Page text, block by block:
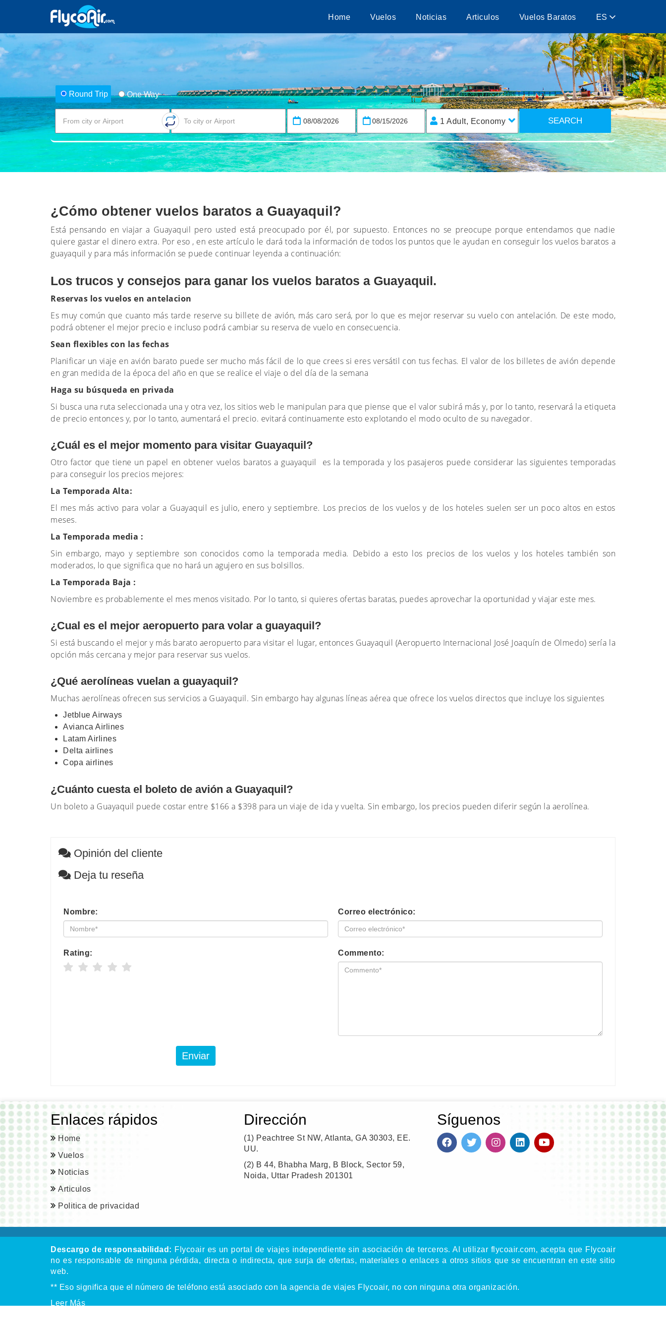
Home Vuelos Noticias Articulos Vuelos Baratos ES
Round Trip One Way
1 Adult, Economy SEARCH
¿Cómo obtener vuelos baratos a Guayaquil?
Está pensando en viajar a Guayaquil pero usted está preocupado por él, por supuesto. Entonces no se preocupe porque entendamos que nadie
quiere gastar el dinero extra. Por eso , en este artículo le dará toda la información de todos los puntos que le ayudan en conseguir los vuelos baratos a
guayaquil y para más información se puede continuar leyenda a continuación:
Los trucos y consejos para ganar los vuelos baratos a Guayaquil.
Reservas los vuelos en antelacion
Es muy común que cuanto más tarde reserve su billete de avión, más caro será, por lo que es mejor reservar su vuelo con antelación. De este modo,
podrá obtener el mejor precio e incluso podrá cambiar su reserva de vuelo en consecuencia.
Sean flexibles con las fechas
Planificar un viaje en avión barato puede ser mucho más fácil de lo que crees si eres versátil con tus fechas. El valor de los billetes de avión depende
en gran medida de la época del año en que se realice el viaje o del día de la semana
Haga su búsqueda en privada
Si busca una ruta seleccionada una y otra vez, los sitios web le manipulan para que piense que el valor subirá más y, por lo tanto, reservará la etiqueta
de precio entonces y, por lo tanto, aumentará el precio. evitará continuamente esto explotando el modo oculto de su navegador.
¿Cuál es el mejor momento para visitar Guayaquil?
Otro factor que tiene un papel en obtener vuelos baratos a guayaquil es la temporada y los pasajeros puede considerar las siguientes temporadas
para conseguir los precios mejores:
La Temporada Alta:
El mes más activo para volar a Guayaquil es julio, enero y septiembre. Los precios de los vuelos y de los hoteles suelen ser un poco altos en estos
meses.
La Temporada media :
Sin embargo, mayo y septiembre son conocidos como la temporada media. Debido a esto los precios de los vuelos y los hoteles también son
moderados, lo que significa que no hará un agujero en sus bolsillos.
La Temporada Baja :
Noviembre es probablemente el mes menos visitado. Por lo tanto, si quieres ofertas baratas, puedes aprovechar la oportunidad y viajar este mes.
¿Cual es el mejor aeropuerto para volar a guayaquil?
Si está buscando el mejor y más barato aeropuerto para visitar el lugar, entonces Guayaquil (Aeropuerto Internacional José Joaquín de Olmedo) sería la
opción más cercana y mejor para reservar sus vuelos.
¿Qué aerolíneas vuelan a guayaquil?
Muchas aerolíneas ofrecen sus servicios a Guayaquil. Sin embargo hay algunas líneas aérea que ofrece los vuelos directos que incluye los siguientes
Jetblue Airways
Avianca Airlines
Latam Airlines
Delta airlines
Copa airlines
¿Cuánto cuesta el boleto de avión a Guayaquil?
Un boleto a Guayaquil puede costar entre $166 a $398 para un viaje de ida y vuelta. Sin embargo, los precios pueden diferir según la aerolínea.
Opinión del cliente
Deja tu reseña
Nombre: Correo electrónico:
Rating: Commento:
Enviar
Enlaces rápidos
Home
Vuelos
Noticias
Articulos
Politica de privacidad
Dirección
(1) Peachtree St NW, Atlanta, GA 30303, EE.
UU.
(2) B 44, Bhabha Marg, B Block, Sector 59,
Noida, Uttar Pradesh 201301
Síguenos
Descargo de responsabilidad: Flycoair es un portal de viajes independiente sin asociación de terceros. Al utilizar flycoair.com, acepta que Flycoair
no es responsable de ninguna pérdida, directa o indirecta, que surja de ofertas, materiales o enlaces a otros sitios que se encuentran en este sitio
web.
** Eso significa que el número de teléfono está asociado con la agencia de viajes Flycoair, no con ninguna otra organización.
Leer Más